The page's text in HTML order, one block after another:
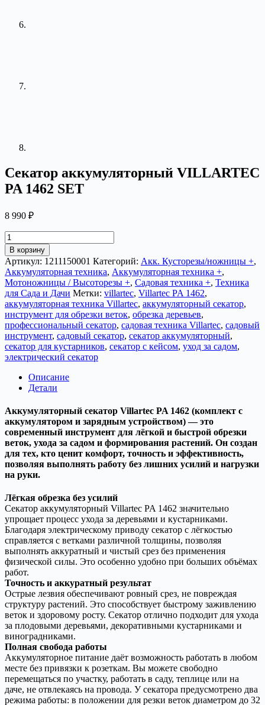
Секатор аккумуляторный VILLARTEC
PA 1462 SET
8 990 ₽
Количество
товара
Секатор
аккумуляторный
VILLARTEC
PA
1462
SET
В корзину
Артикул: 1211150001 Категорий: Акк. Кусторезы/ножницы +,
Аккумуляторная техника, Аккумуляторная техника +,
Мотоножницы / Высоторезы +, Садовая техника +, Техника
для Сада и Дачи Метки: villartec, Villartec PA 1462,
аккумуляторная техника Villartec, аккумуляторный секатор,
инструмент для обрезки веток, обрезка деревьев,
профессиональный секатор, садовая техника Villartec, садовый
инструмент, садовый секатор, секатор аккумуляторный,
секатор для кустарников, секатор с кейсом, уход за садом,
электрический секатор
Описание
Детали
Аккумуляторный секатор Villartec PA 1462 (комплект с
аккумулятором и зарядным устройством) — это
современный инструмент для лёгкой и быстрой обрезки
веток, ухода за садом и формирования растений. Он создан
для тех, кто ценит комфорт, точность и эффективность,
позволяя выполнять работу без лишних усилий и нагрузки
на руки.
Лёгкая обрезка без усилий
Секатор аккумуляторный Villartec PA 1462 значительно
упрощает процесс ухода за деревьями и кустарниками.
Благодаря электрическому приводу секатор с лёгкостью
справляется с ветками различной толщины, позволяя
выполнять аккуратный и чистый срез без применения
физической силы. Это особенно удобно при больших объёмах
работ.
Точность и аккуратный результат
Острые лезвия обеспечивают ровный срез, не повреждая
структуру растений. Это способствует быстрому заживлению
веток и здоровому росту. Секатор отлично подходит для ухода
за плодовыми деревьями, декоративными кустарниками и
виноградниками.
Полная свобода работы
Аккумуляторное питание даёт возможность работать в любом
месте без привязки к розеткам. Вы можете свободно
перемещаться по участку, работать в саду, теплице или на
даче, не отвлекаясь на провода. У секатора предусмотрено два
режима работы: в положении для резки веток диаметром до 32